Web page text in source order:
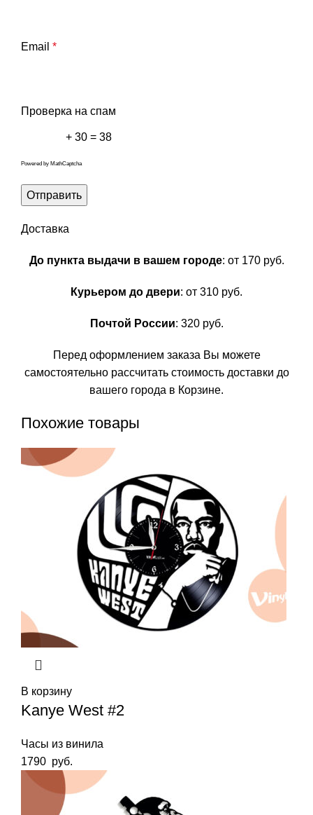
Email *
Проверка на спам
+ 30 = 38
Powered by MathCaptcha
Доставка
До пункта выдачи в вашем городе: от 170 руб.
Курьером до двери: от 310 руб.
Почтой России: 320 руб.
Перед оформлением заказа Вы можете
самостоятельно рассчитать стоимость доставки до
вашего города в Корзине.
Похожие товары
В корзину
Kanye West #2
Часы из винила
1790 руб.